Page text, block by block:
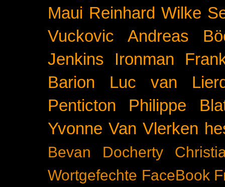
Maui Reinhard Wilke
Vuckovic
Andreas
Jenkins
Ironman
Barion
Luc van
Penticton
Philippe
Yvonne Van Vlerken
Bevan Docherty
Wortgefechte FaceBook